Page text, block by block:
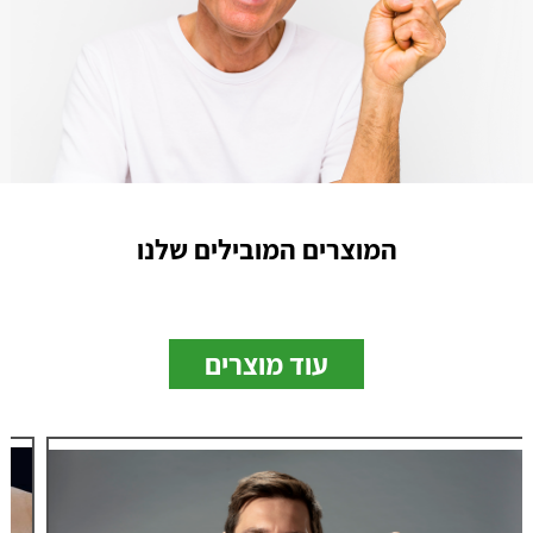
המוצרים המובילים שלנו
עוד מוצרים